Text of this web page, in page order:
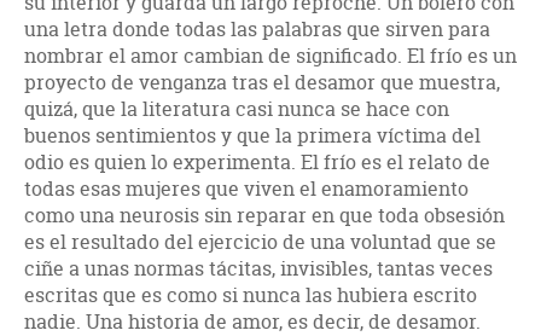
una letra donde todas las palabras que sirven para
nombrar el amor cambian de significado. El frío es un
proyecto de venganza tras el desamor que muestra,
quizá, que la literatura casi nunca se hace con
buenos sentimientos y que la primera víctima del
odio es quien lo experimenta. El frío es el relato de
todas esas mujeres que viven el enamoramiento
como una neurosis sin reparar en que toda obsesión
es el resultado del ejercicio de una voluntad que se
ciñe a unas normas tácitas, invisibles, tantas veces
escritas que es como si nunca las hubiera escrito
nadie. Una historia de amor, es decir, de desamor.